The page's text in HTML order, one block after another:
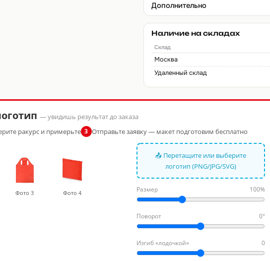
Дополнительно
Наличие на складах
Склад
Москва
Удаленный склад
— увидишь результат до заказа
ракурс и примерьте 3 Отправьте заявку — макет подготовим бесплатно
Фото 3 Фото 4
📤 Перетащите или выберите
логотип (PNG/JPG/SVG)
Размер 100%
Поворот 0°
Изгиб «лодочкой» 0